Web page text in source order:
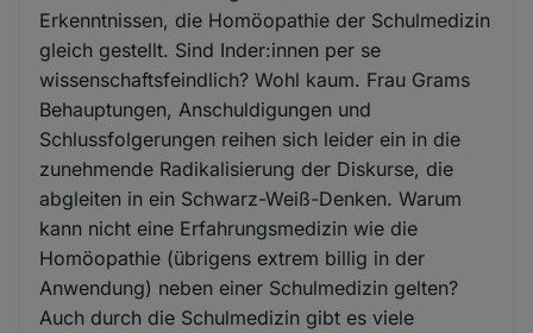
Erkenntnissen, die Homöopathie der Schulmedizin
gleich gestellt. Sind Inder:innen per se
wissenschaftsfeindlich? Wohl kaum. Frau Grams
Behauptungen, Anschuldigungen und
Schlussfolgerungen reihen sich leider ein in die
zunehmende Radikalisierung der Diskurse, die
abgleiten in ein Schwarz-Weiß-Denken. Warum
kann nicht eine Erfahrungsmedizin wie die
Homöopathie (übrigens extrem billig in der
Anwendung) neben einer Schulmedizin gelten?
Auch durch die Schulmedizin gibt es viele